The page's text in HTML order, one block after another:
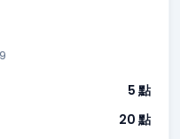
5 點
20 點